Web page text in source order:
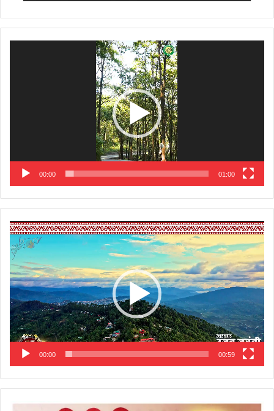
00:00 01:00
Video
Player
00:00 00:59